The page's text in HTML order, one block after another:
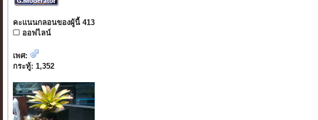
คะแนนกลอนของผู้นี้ 413
ออฟไลน์
เพศ:
กระทู้: 1,352